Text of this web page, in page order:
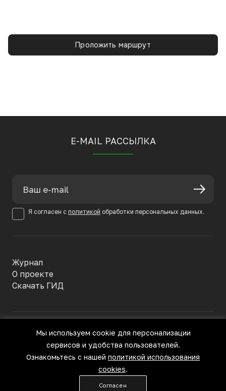
Мы используем cookie для персонализации
сервисов и удобства пользователей.
Ознакомьтесь с нашей политикой использования
cookies.
Согласен
Проложить маршрут
E-MAIL РАССЫЛКА
Я согласен с политикой обработки персональных данных.
Журнал
О проекте
Скачать ГИД
Пользовательское соглашение
18+
© Большое Русское Вино, 2022—2026
Все права защищены